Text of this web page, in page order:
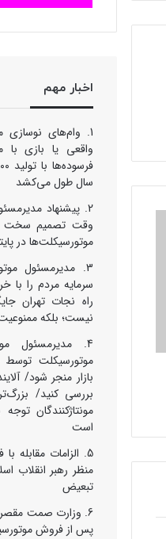
اخبار مهم
وام‌های نوسازی
واقعی یا بازی با
سال طول می‌کشد
پیشنهاد
وقت تصمیم سخت
موتورسیکلت‌ها در
مدیرمسئول
سرمایه مردم را با
راه نجات تهران
نیست؛ بلکه
مدیرمسئول
موتورسیکلت توسط
بازار منجر شود/
بررسی کنید/
مونتاژکنندگان
است
الزامات مقابله
منظر رهبر انقلاب
تبعیض
وزارت صمت
پس از فروش